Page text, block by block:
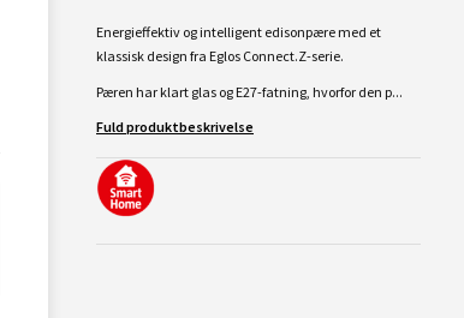
Energieffektiv og intelligent edisonpære med et
klassisk design fra Eglos Connect.Z-serie.
Pæren har klart glas og E27-fatning, hvorfor den p...
Fuld produktbeskrivelse